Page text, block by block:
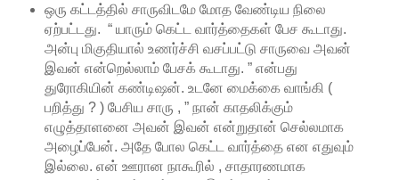
ஒரு கட்டத்தில் சாருவிடமே மோத வேண்டிய நிலை
ஏற்பட்டது. “ யாரும் கெட்ட வார்த்தைகள் பேச கூடாது.
அன்பு மிகுதியால் உணர்ச்சி வசப்பட்டு சாருவை அவன்
இவன் என்றெல்லாம் பேசக் கூடாது. ” என்பது
துரோகியின் கண்டிஷன். உடனே மைக்கை வாங்கி (
பறித்து ? ) பேசிய சாரு , ” நான் காதலிக்கும்
எழுத்தாளனை அவன் இவன் என்றுதான் செல்லமாக
அழைப்பேன். அதே போல கெட்ட வார்த்தை என எதுவும்
இல்லை. என் ஊரான நாகூரில் , சாதாரணமாக